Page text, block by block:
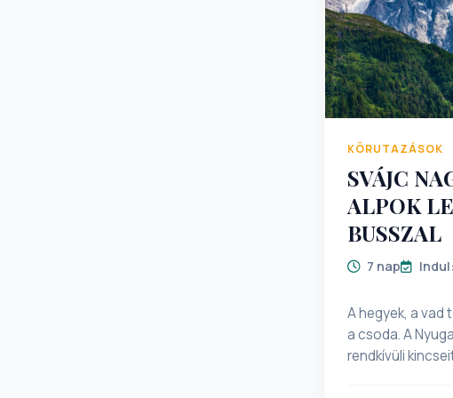
KÖRUTAZÁSOK
SVÁJC
ALPOK
BUSSZAL
7 nap
A hegyek, a vad
a csoda. A
rendkívüli